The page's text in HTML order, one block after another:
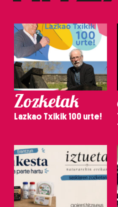
Zozketak
Lazkao Txikik 100 urte!